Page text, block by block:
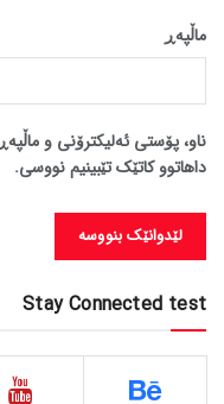
ماڵپه‌ڕ
ناو، پۆستی ئەلیکترۆنی و
داهاتوو کاتێک تێبینیم نووسی.
Stay Connected test